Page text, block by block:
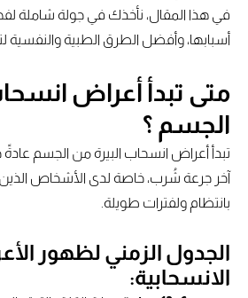
في هذا المقال، نأخذك في جولة شاملة
أسبابها، وأفضل الطرق الطبية
متى تبدأ أعراض
الجسم ؟
آخر جرعة شُرب، خاصة لدى الأشخاص الذين
بانتظام ولفترات طويلة.
الجدول الزمني لظهور
الانسحابية: